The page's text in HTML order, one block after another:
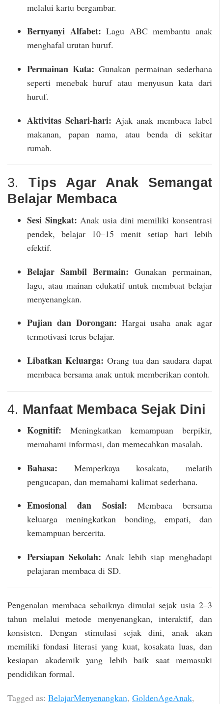
melalui kartu bergambar.
Bernyanyi Alfabet: Lagu ABC membantu anak
menghafal urutan huruf.
Permainan Kata: Gunakan permainan sederhana
seperti menebak huruf atau menyusun kata dari
huruf.
Aktivitas Sehari-hari: Ajak anak membaca label
makanan, papan nama, atau benda di sekitar
rumah.
3. Tips Agar Anak Semangat
Belajar Membaca
Sesi Singkat: Anak usia dini memiliki konsentrasi
pendek, belajar 10–15 menit setiap hari lebih
efektif.
Belajar Sambil Bermain: Gunakan permainan,
lagu, atau mainan edukatif untuk membuat belajar
menyenangkan.
Pujian dan Dorongan: Hargai usaha anak agar
termotivasi terus belajar.
Libatkan Keluarga: Orang tua dan saudara dapat
membaca bersama anak untuk memberikan contoh.
4. Manfaat Membaca Sejak Dini
Kognitif: Meningkatkan kemampuan berpikir,
memahami informasi, dan memecahkan masalah.
Bahasa: Memperkaya kosakata, melatih
pengucapan, dan memahami kalimat sederhana.
Emosional dan Sosial: Membaca bersama
keluarga meningkatkan bonding, empati, dan
kemampuan bercerita.
Persiapan Sekolah: Anak lebih siap menghadapi
pelajaran membaca di SD.
Pengenalan membaca sebaiknya dimulai sejak usia 2–3
tahun melalui metode menyenangkan, interaktif, dan
konsisten. Dengan stimulasi sejak dini, anak akan
memiliki fondasi literasi yang kuat, kosakata luas, dan
kesiapan akademik yang lebih baik saat memasuki
pendidikan formal.
Tagged as: BelajarMenyenangkan, GoldenAgeAnak,